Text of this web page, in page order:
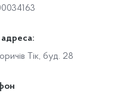
Тік, буд. 28